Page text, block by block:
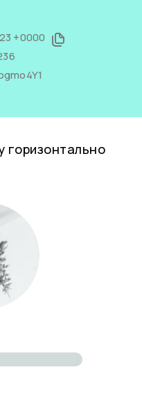
+0000
горизонтально